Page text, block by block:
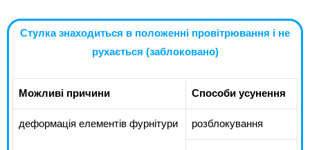
Стулка знаходиться в положенні провітрювання і не
рухається (заблоковано)
Можливі причини Способи усунення
деформація елементів фурнітури розблокування